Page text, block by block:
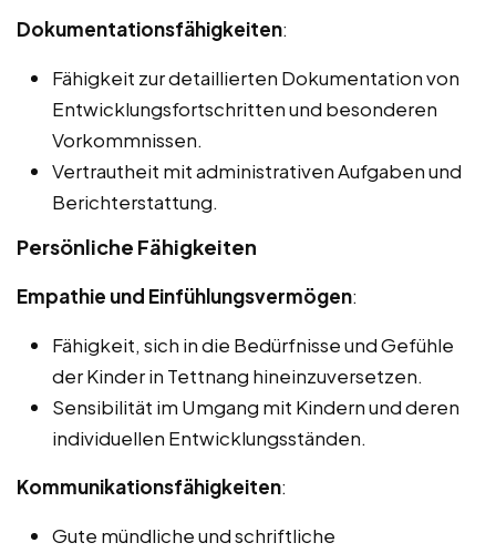
Dokumentationsfähigkeiten:
Fähigkeit zur detaillierten Dokumentation von
Entwicklungsfortschritten und besonderen
Vorkommnissen.
Vertrautheit mit administrativen Aufgaben und
Berichterstattung.
Persönliche Fähigkeiten
Empathie und Einfühlungsvermögen:
Fähigkeit, sich in die Bedürfnisse und Gefühle
der Kinder in Tettnang hineinzuversetzen.
Sensibilität im Umgang mit Kindern und deren
individuellen Entwicklungsständen.
Kommunikationsfähigkeiten:
Gute mündliche und schriftliche